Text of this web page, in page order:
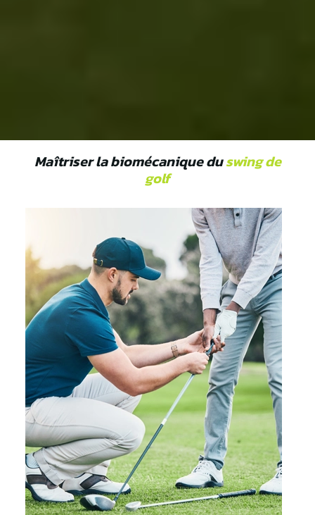
Maîtriser la biomécanique duswing de
golf